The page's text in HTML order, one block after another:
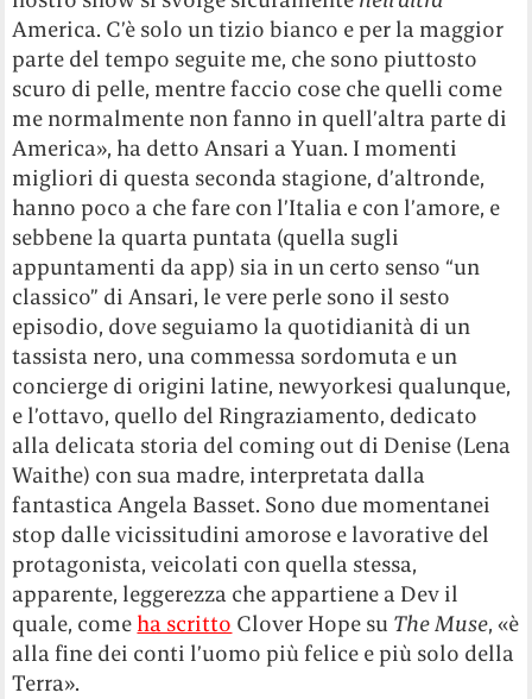
America. C’è solo un tizio bianco e per la maggior
parte del tempo seguite me, che sono piuttosto
scuro di pelle, mentre faccio cose che quelli come
me normalmente non fanno in quell’altra parte di
America», ha detto Ansari a Yuan. I momenti
migliori di questa seconda stagione, d’altronde,
hanno poco a che fare con l’Italia e con l’amore, e
sebbene la quarta puntata (quella sugli
appuntamenti da app) sia in un certo senso “un
classico” di Ansari, le vere perle sono il sesto
episodio, dove seguiamo la quotidianità di un
tassista nero, una commessa sordomuta e un
concierge di origini latine, newyorkesi qualunque,
e l’ottavo, quello del Ringraziamento, dedicato
alla delicata storia del coming out di Denise (Lena
Waithe) con sua madre, interpretata dalla
fantastica Angela Basset. Sono due momentanei
stop dalle vicissitudini amorose e lavorative del
protagonista, veicolati con quella stessa,
apparente, leggerezza che appartiene a Dev il
quale, come ha scritto Clover Hope su The Muse, «è
alla fine dei conti l’uomo più felice e più solo della
Terra».